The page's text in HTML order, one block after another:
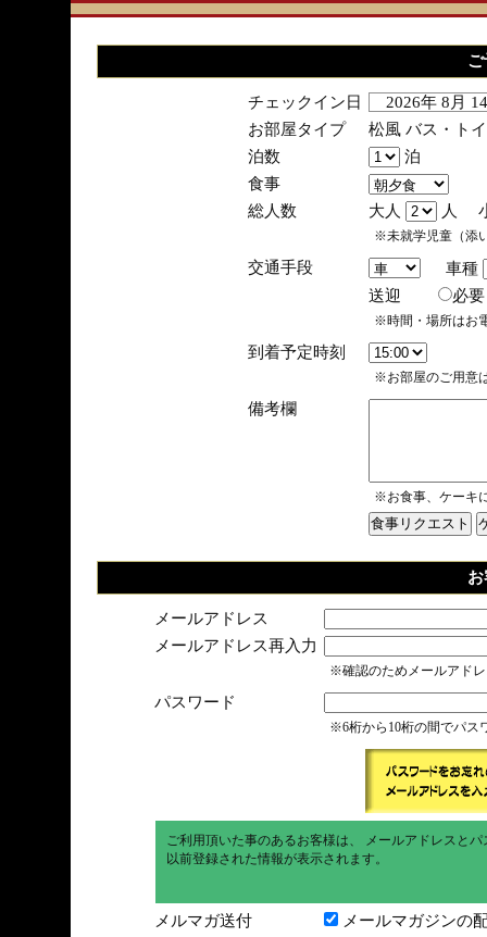
チェックイン日
2026年 8月
お部屋タイプ
松風 バス・ト
泊数
泊
食事
総人数
大人 人
※未就学児童（添
交通手段
車種
送迎
※時間・場所はお
到着予定時刻
※お部屋のご用意
備考欄
※お食事、ケーキ
メールアドレス
メールアドレス再入力
※確認のためメールアド
パスワード
※6桁から10桁の間でパス
ご利用頂いた事のあるお客様は、 メールアドレスと
以前登録された情報が表示されます。
メルマガ送付 メールマガジンの